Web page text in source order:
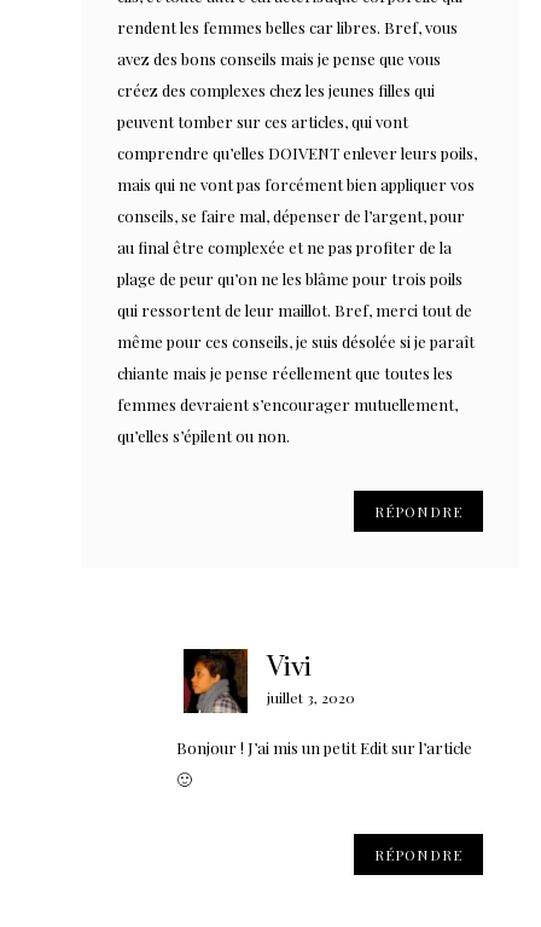
rendent les femmes belles car libres. Bref, vous
avez des bons conseils mais je pense que vous
créez des complexes chez les jeunes filles qui
peuvent tomber sur ces articles, qui vont
comprendre qu’elles DOIVENT enlever leurs poils,
mais qui ne vont pas forcément bien appliquer vos
conseils, se faire mal, dépenser de l’argent, pour
au final être complexée et ne pas profiter de la
plage de peur qu’on ne les blâme pour trois poils
qui ressortent de leur maillot. Bref, merci tout de
même pour ces conseils, je suis désolée si je paraît
chiante mais je pense réellement que toutes les
femmes devraient s’encourager mutuellement,
qu’elles s’épilent ou non.
RÉPONDRE
Vivi
juillet 3, 2020
Bonjour ! J’ai mis un petit Edit sur l’article
🙂
RÉPONDRE